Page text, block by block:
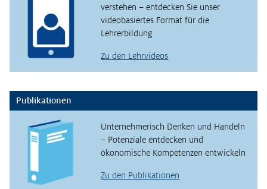
verstehen – entdecken Sie unser
videobasiertes Format für die
Lehrerbildung
Zu den Lehrvideos
Publikationen
Unternehmerisch Denken und Handeln
– Potenziale entdecken und
ökonomische Kompetenzen entwickeln
Zu den Publikationen